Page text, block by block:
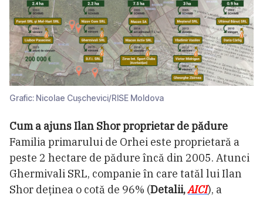
Grafic: Nicolae Cușchevici/RISE Moldova
Cum a ajuns Ilan Shor proprietar de pădure
Familia primarului de Orhei este proprietară a
peste 2 hectare de pădure încă din 2005. Atunci
Ghermivali SRL, companie în care tatăl lui Ilan
Shor deținea o cotă de 96% (Detalii,AICI), a